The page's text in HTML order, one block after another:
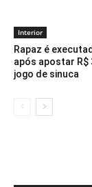
Interior
Rapaz é
após apostar R$
jogo de sinuca